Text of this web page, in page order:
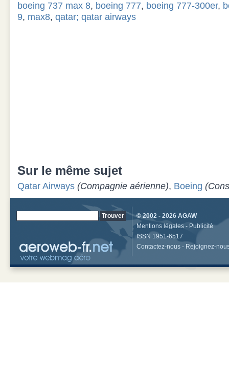
boeing 737 max 8, boeing 777, boeing 777-300er,
9, max8, qatar; qatar airways
Sur le même sujet
Qatar Airways (Compagnie aérienne), Boeing
© 2002 - 2026 AGAW
Mentions légales - Publicité
ISSN 1951-6517
Contactez-nous - Rejoignez-